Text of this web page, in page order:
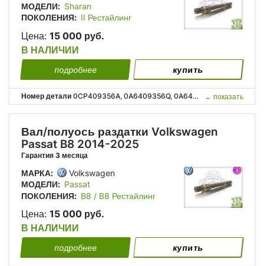
МОДЕЛИ: Sharan
ПОКОЛЕНИЯ: II Рестайлинг
Цена: 15 000 руб.
В НАЛИЧИИ
подробнее купить
Номер детали 0CP409356A, 0A6409356Q, 0A6409351N, 0CP 409 356 A, 0A6 409 356 Q, 0A6 409 351 N; ← показать
Вал/полуось раздатки Volkswagen
Passat B8 2014-2025
Гарантия 3 месяца
МАРКА:
Volkswagen
МОДЕЛИ: Passat
ПОКОЛЕНИЯ: B8 / B8 Рестайлинг
Цена: 15 000 руб.
В НАЛИЧИИ
подробнее купить